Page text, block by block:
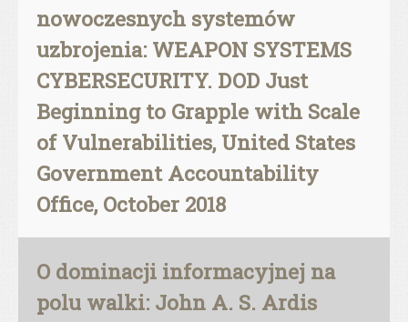
nowoczesnych systemów
uzbrojenia: WEAPON SYSTEMS
CYBERSECURITY. DOD Just
Beginning to Grapple with Scale
of Vulnerabilities, United States
Government Accountability
Office, October 2018
O dominacji informacyjnej na
polu walki: John A. S. Ardis